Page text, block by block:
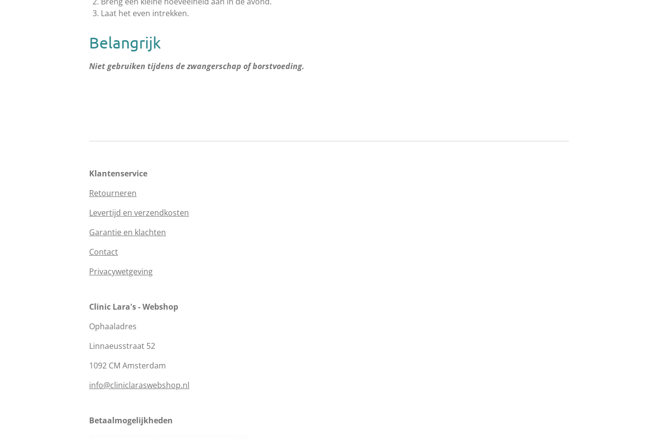
Laat het even intrekken.
Belangrijk
Niet gebruiken tijdens de zwangerschap of borstvoeding.
Klantenservice
Retourneren
Levertijd en verzendkosten
Garantie en klachten
Contact
Privacywetgeving
Clinic Lara's - Webshop
Ophaaladres
Linnaeusstraat 52
1092 CM Amsterdam
info@cliniclaraswebshop.nl
Betaalmogelijkheden